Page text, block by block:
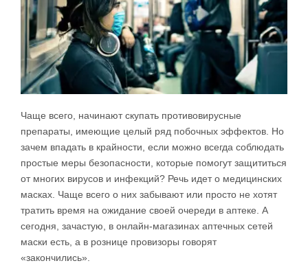
Чаще всего, начинают скупать противовирусные
препараты, имеющие целый ряд побочных эффектов. Но
зачем впадать в крайности, если можно всегда соблюдать
простые меры безопасности, которые помогут защититься
от многих вирусов и инфекций? Речь идет о медицинских
масках. Чаще всего о них забывают или просто не хотят
тратить время на ожидание своей очереди в аптеке. А
сегодня, зачастую, в онлайн-магазинах аптечных сетей
маски есть, а в рознице провизоры говорят
«закончились».